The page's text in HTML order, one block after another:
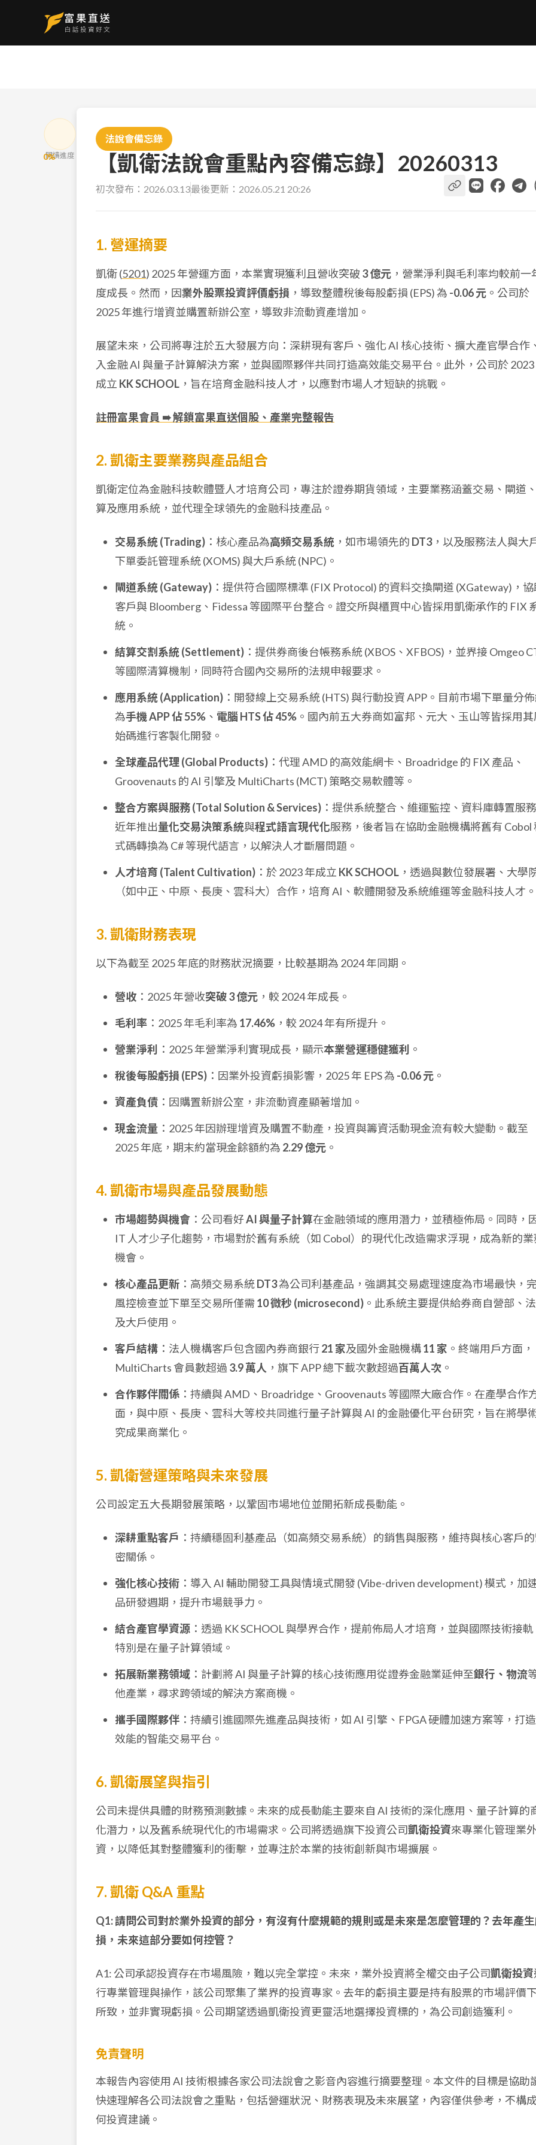
0%
閱讀進度
法說會備忘錄
【凱衛法說會重點內容備忘錄】20260313
初次發布： 2026.03.13最後更新： 2026.05.21 20:26
1. 營運摘要
凱衛 (5201) 2025 年營運方面，本業實現獲利且營收突破 3 億元 ，營業淨利與毛利率均較前一
度成長。然而，因業外股票投資評價虧損 ，導致整體稅後每股虧損 (EPS) 為 -0.06 元 。公司於
2025 年進行增資並購置新辦公室，導致非流動資產增加。
展望未來，公司將專注於五大發展方向：深耕現有客戶、強化 AI 核心技術、擴大產官學合作
入金融 AI 與量子計算解決方案，並與國際夥伴共同打造高效能交易平台。此外，公司於 2023
成立 KK SCHOOL ，旨在培育金融科技人才，以應對市場人才短缺的挑戰。
註冊富果會員 ➠ 解鎖富果直送個股、產業完整報告
2. 凱衛主要業務與產品組合
凱衛定位為金融科技軟體暨人才培育公司，專注於證券期貨領域，主要業務涵蓋交易、閘道
算及應用系統，並代理全球領先的金融科技產品。
交易系統 (Trading) ：核心產品為高頻交易系統 ，如市場領先的 DT3，以及服務法人與大
下單委託管理系統 (XOMS) 與大戶系統 (NPC)。
閘道系統 (Gateway) ：提供符合國際標準 (FIX Protocol) 的資料交換閘道 (XGateway)，協
客戶與 Bloomberg、Fidessa 等國際平台整合。證交所與櫃買中心皆採用凱衛承作的 FIX
統。
結算交割系統 (Settlement) ：提供券商後台帳務系統 (XBOS、XFBOS)，並界接 Omgeo
等國際清算機制，同時符合國內交易所的法規申報要求。
應用系統 (Application) ：開發線上交易系統 (HTS) 與行動投資 APP。目前市場下單量分
為手機 APP 佔 55% 、 電腦 HTS 佔 45% 。國內前五大券商如富邦、元大、玉山等皆採用其
始碼進行客製化開發。
全球產品代理 (Global Products) ：代理 AMD 的高效能網卡、Broadridge 的 FIX 產品、
Groovenauts 的 AI 引擎及 MultiCharts (MCT) 策略交易軟體等。
整合方案與服務 (Total Solution & Services) ：提供系統整合、維運監控、資料庫轉置服務
近年推出量化交易決策系統與程式語言現代化服務，後者旨在協助金融機構將舊有 Cobol
式碼轉換為 C# 等現代語言，以解決人才斷層問題。
人才培育 (Talent Cultivation) ：於 2023 年成立 KK SCHOOL ，透過與數位發展署、大學
（如中正、中原、長庚、雲科大）合作，培育 AI、軟體開發及系統維運等金融科技人才。
3. 凱衛財務表現
以下為截至 2025 年底的財務狀況摘要，比較基期為 2024 年同期。
營收 ：2025 年營收突破 3 億元 ，較 2024 年成長。
毛利率 ：2025 年毛利率為 17.46% ，較 2024 年有所提升。
營業淨利
：2025 年營業淨利實現成長，顯示本業營運穩健獲利 。
稅後每股虧損 (EPS) ：因業外投資虧損影響，2025 年 EPS 為 -0.06 元 。
資產負債 ：因購置新辦公室，非流動資產顯著增加。
現金流量 ：2025 年因辦理增資及購置不動產，投資與籌資活動現金流有較大變動。截至
2025 年底，期末約當現金餘額約為 2.29 億元 。
4. 凱衛市場與產品發展動態
市場趨勢與機會 ：公司看好AI 與量子計算在金融領域的應用潛力，並積極佈局。同時，
IT 人才少子化趨勢，市場對於舊有系統（如 Cobol）的現代化改造需求浮現，成為新的業
機會。
核心產品更新 ：高頻交易系統DT3為公司利基產品，強調其交易處理速度為市場最快，
風控檢查並下單至交易所僅需 10 微秒 (microsecond) 。此系統主要提供給券商自營部、
及大戶使用。
客戶結構 ：法人機構客戶包含國內券商銀行21 家及國外金融機構11 家 。終端用戶方面，
MultiCharts 會員數超過 3.9 萬人 ，旗下 APP 總下載次數超過百萬人次 。
合作夥伴關係 ：持續與 AMD、Broadridge、Groovenauts 等國際大廠合作。在產學合作
面，與中原、長庚、雲科大等校共同進行量子計算與 AI 的金融優化平台研究，旨在將學
究成果商業化。
5. 凱衛營運策略與未來發展
公司設定五大長期發展策略，以鞏固市場地位並開拓新成長動能。
深耕重點客戶 ：持續穩固利基產品（如高頻交易系統）的銷售與服務，維持與核心客戶
密關係。
強化核心技術 ：導入 AI 輔助開發工具與情境式開發 (Vibe-driven development) 模式，加
品研發週期，提升市場競爭力。
結合產官學資源 ：透過 KK SCHOOL 與學界合作，提前佈局人才培育，並與國際技術接軌
特別是在量子計算領域。
拓展新業務領域 ：計劃將 AI 與量子計算的核心技術應用從證券金融業延伸至銀行、物流
他產業，尋求跨領域的解決方案商機。
攜手國際夥伴 ：持續引進國際先進產品與技術，如 AI 引擎、FPGA 硬體加速方案等，打
效能的智能交易平台。
6. 凱衛展望與指引
公司未提供具體的財務預測數據。未來的成長動能主要來自 AI 技術的深化應用、量子計算的
化潛力，以及舊系統現代化的市場需求。公司將透過旗下投資公司凱衛投資來專業化管理業
資，以降低其對整體獲利的衝擊，並專注於本業的技術創新與市場擴展。
7. 凱衛 Q&A 重點
Q1: 請問公司對於業外投資的部分，有沒有什麼規範的規則或是未來是怎麼管理的？去年產
損，未來這部分要如何控管？
A1: 公司承認投資存在市場風險，難以完全掌控。未來，業外投資將全權交由子公司凱衛投資
行專業管理與操作，該公司聚集了業界的投資專家。去年的虧損主要是持有股票的市場評價
所致，並非實現虧損。公司期望透過凱衛投資更靈活地選擇投資標的，為公司創造獲利。
免責聲明
本報告內容使用 AI 技術根據各家公司法說會之影音內容進行摘要整理。本文件的目標是協助
快速理解各公司法說會之重點，包括營運狀況、財務表現及未來展望，內容僅供參考，不構
何投資建議。